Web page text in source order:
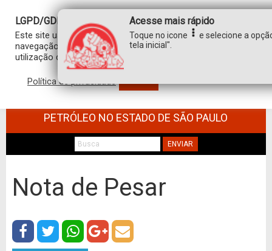
SINDICATO DOS TRABALHADORES NO
PETRÓLEO NO ESTADO DE SÃO PAULO
ENVIAR
Nota de Pesar
LGPD/GDPR
Este site usa cookies para personalizar sua experiência de
navegação. Ao clicar em “aceitar”, você concorda com a
utilização de TODOS os cookies.
Política de privacidade
Acesse mais rápido
Toque no icone
e selecione a
tela inicial".